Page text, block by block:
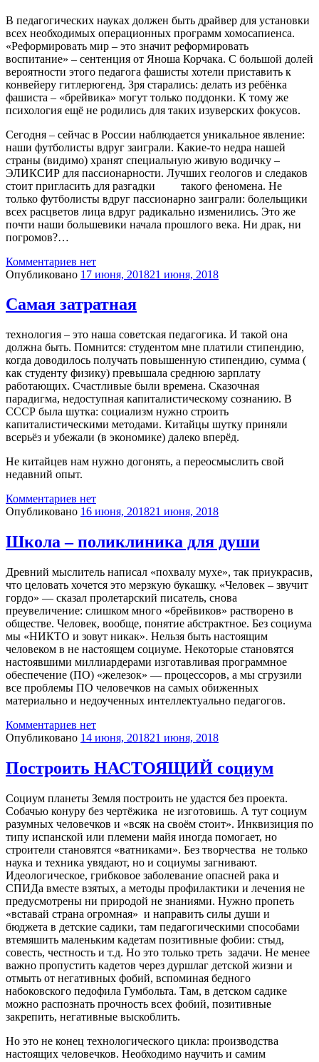
В педагогических науках должен быть драйвер для установки
всех необходимых операционных программ хомосапиенса.
«Реформировать мир – это значит реформировать
воспитание» – сентенция от Яноша Корчака. С большой долей
вероятности этого педагога фашисты хотели приставить к
конвейеру гитлерюгенд. Зря старались: делать из ребёнка
фашиста – «брейвика» могут только поддонки. К тому же
психология ещё не родились для таких изуверских фокусов.
Сегодня – сейчас в России наблюдается уникальное явление:
наши футболисты вдруг заиграли. Какие-то недра нашей
страны (видимо) хранят специальную живую водичку –
ЭЛИКСИР для пассионарности. Лучших геологов и следаков
стоит пригласить для разгадки такого феномена. Не
только футболисты вдруг пассионарно заиграли: болельщики
всех расцветов лица вдруг радикально изменились. Это же
почти наши большевики начала прошлого века. Ни драк, ни
погромов?…
Комментариев нет
Опубликовано 17 июня, 201821 июня, 2018
Самая затратная
технология – это наша советская педагогика. И такой она
должна быть. Помнится: студентом мне платили стипендию,
когда доводилось получать повышенную стипендию, сумма (
как студенту физику) превышала среднюю зарплату
работающих. Счастливые были времена. Сказочная
парадигма, недоступная капиталистическому сознанию. В
СССР была шутка: социализм нужно строить
капиталистическими методами. Китайцы шутку приняли
всерьёз и убежали (в экономике) далеко вперёд.
Не китайцев нам нужно догонять, а переосмыслить свой
недавний опыт.
Комментариев нет
Опубликовано 16 июня, 201821 июня, 2018
Школа – поликлиника для души
Древний мыслитель написал «похвалу мухе», так приукрасив,
что целовать хочется это мерзкую букашку. «Человек – звучит
гордо» — сказал пролетарский писатель, снова
преувеличение: слишком много «брейвиков» растворено в
обществе. Человек, вообще, понятие абстрактное. Без социума
мы «НИКТО и зовут никак». Нельзя быть настоящим
человеком в не настоящем социуме. Некоторые становятся
настоявшими миллиардерами изготавливая программное
обеспечение (ПО) «железок» — процессоров, а мы сгрузили
все проблемы ПО человечков на самых обиженных
материально и недоученных интеллектуально педагогов.
Комментариев нет
Опубликовано 14 июня, 201821 июня, 2018
Построить НАСТОЯЩИЙ социум
Социум планеты Земля построить не удастся без проекта.
Собачью конуру без чертёжика не изготовишь. А тут социум
разумных человечков и «всяк на своём стоит». Инквизиция по
типу испанской или племени майя иногда помогает, но
строители становятся «ватниками». Без творчества не только
наука и техника увядают, но и социумы загнивают.
Идеологическое, грибковое заболевание опасней рака и
СПИДа вместе взятых, а методы профилактики и лечения не
предусмотрены ни природой не знаниями. Нужно пропеть
«вставай страна огромная» и направить силы души и
бюджета в детские садики, там педагогическими способами
втемяшить маленьким кадетам позитивные фобии: стыд,
совесть, честность и т.д. Но это только треть задачи. Не менее
важно пропустить кадетов через дуршлаг детской жизни и
отмыть от негативных фобий, вспоминая бедного
набоковского педофила Гумбольта. Там, в детском садике
можно распознать прочность всех фобий, позитивные
закрепить, негативные выскоблить.
Но это не конец технологического цикла: производства
настоящих человечков. Необходимо научить и самим